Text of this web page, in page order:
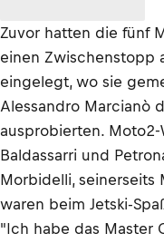
Zuvor hatten die fünf
einen Zwischenstopp
eingelegt, wo sie
Alessandro Marcianò
ausprobierten. Moto2-
Baldassarri und
Morbidelli, seinerseits
waren beim Jetski-
"Ich habe das Master